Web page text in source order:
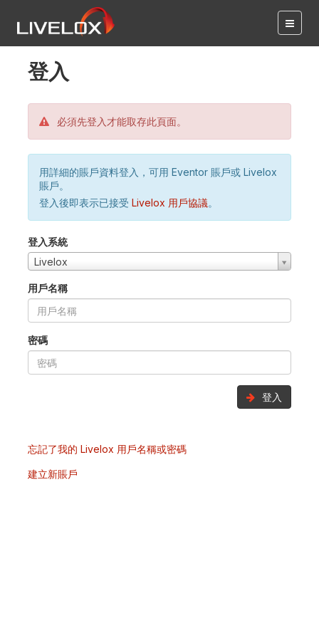
登入
必須先登入才能取存此頁面。
用詳細的賬戶資料登入，可用 Eventor 賬戶或 Livelox
賬戶。
登入後即表示已接受 Livelox 用戶協議。
登入系統
Livelox
用戶名稱
密碼
登入
忘記了我的 Livelox 用戶名稱或密碼
建立新賬戶